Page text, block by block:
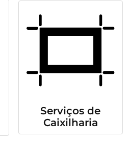
Serviços de
Caixilharia